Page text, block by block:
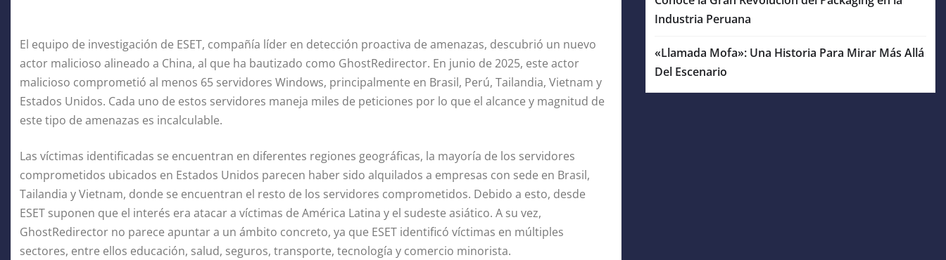
El equipo de investigación de ESET, compañía líder en detección proactiva de amenazas, descubrió un nuevo
actor malicioso alineado a China, al que ha bautizado como GhostRedirector. En junio de 2025, este actor
malicioso comprometió al menos 65 servidores Windows, principalmente en Brasil, Perú, Tailandia, Vietnam y
Estados Unidos. Cada uno de estos servidores maneja miles de peticiones por lo que el alcance y magnitud de
este tipo de amenazas es incalculable.
Las víctimas identificadas se encuentran en diferentes regiones geográficas, la mayoría de los servidores
comprometidos ubicados en Estados Unidos parecen haber sido alquilados a empresas con sede en Brasil,
Tailandia y Vietnam, donde se encuentran el resto de los servidores comprometidos. Debido a esto, desde
ESET suponen que el interés era atacar a víctimas de América Latina y el sudeste asiático. A su vez,
GhostRedirector no parece apuntar a un ámbito concreto, ya que ESET identificó víctimas en múltiples
sectores, entre ellos educación, salud, seguros, transporte, tecnología y comercio minorista.
Industria Peruana
«Llamada Mofa»: Una Historia Para Mirar Más Allá
Del Escenario